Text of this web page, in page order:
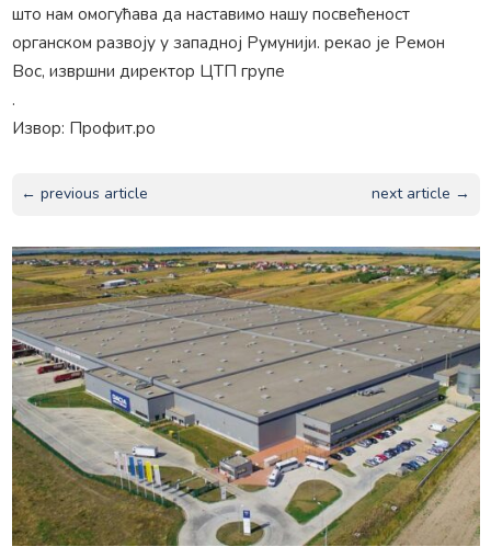
што нам омогућава да наставимо нашу посвећеност
органском развоју у западној Румунији. рекао је Ремон
Вос, извршни директор ЦТП групе
.
Извор: Профит.ро
← previous article next article →